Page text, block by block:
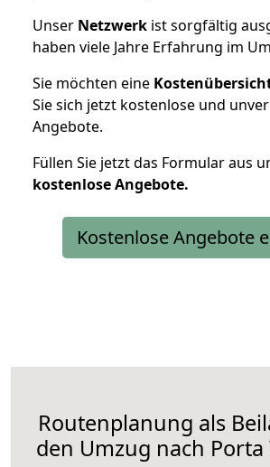
Unser Netzwerk ist sorgfältig
haben viele Jahre Erfahrung im
Sie möchten eine
Sie sich jetzt kostenlose und
Angebote.
Füllen Sie jetzt das Formular aus
kostenloseAngebote.
Kostenlose Angebote
Routenplanung als
den Umzug nach Porta